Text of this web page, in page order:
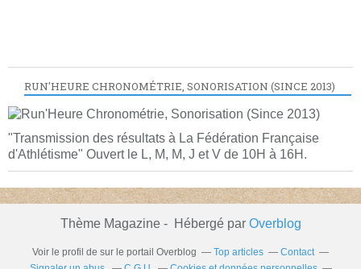
RUN'HEURE CHRONOMÉTRIE, SONORISATION (SINCE 2013)
"Transmission des résultats à La Fédération Française
d'Athlétisme" Ouvert le L, M, M, J et V de 10H à 16H.
Thème Magazine - Hébergé par Overblog
Voir le profil de sur le portail Overblog Top articles
Contact